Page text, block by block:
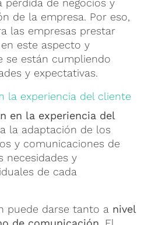
pérdida de negocios y
de la empresa. Por eso,
las empresas prestar
este aspecto y
se están cumpliendo
y expectativas.
la experiencia del cliente
en la experiencia del
la adaptación de los
y comunicaciones de
necesidades y
de cada
puede darse tanto a nivel